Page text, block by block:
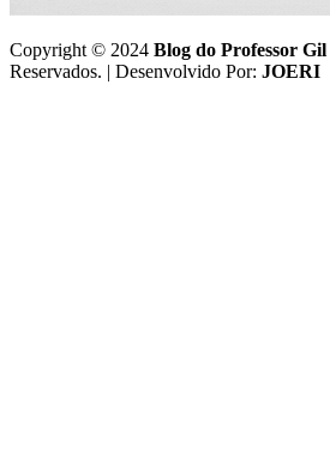
Copyright © 2024 Blog do Professor Gil
Reservados. | Desenvolvido Por: JOERI